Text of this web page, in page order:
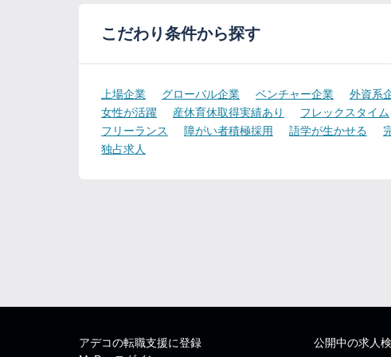
こだわり条件から探す
上場企業 グローバル企業 ベンチャー企業 外資系
女性が活躍
産休育休取得実績あり フレックスタイム
フリーランス
障がい者積極採用 語学が生かせる
独占求人
アデコの転職支援に登録
公開中の求人